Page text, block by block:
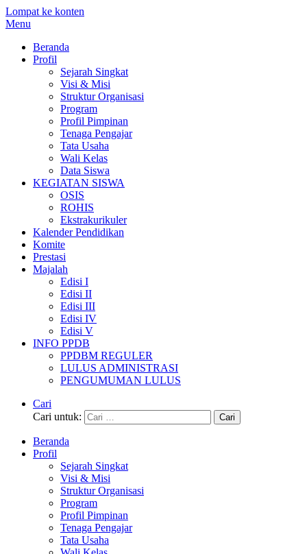
Lompat ke konten
Menu
Beranda
Profil
Sejarah Singkat
Visi & Misi
Struktur Organisasi
Program
Profil Pimpinan
Tenaga Pengajar
Tata Usaha
Wali Kelas
Data Siswa
KEGIATAN SISWA
OSIS
ROHIS
Ekstrakurikuler
Kalender Pendidikan
Komite
Prestasi
Majalah
Edisi I
Edisi II
Edisi III
Edisi IV
Edisi V
INFO PPDB
PPDBM REGULER
LULUS ADMINISTRASI
PENGUMUMAN LULUS
Cari
Cari untuk:
Beranda
Profil
Sejarah Singkat
Visi & Misi
Struktur Organisasi
Program
Profil Pimpinan
Tenaga Pengajar
Tata Usaha